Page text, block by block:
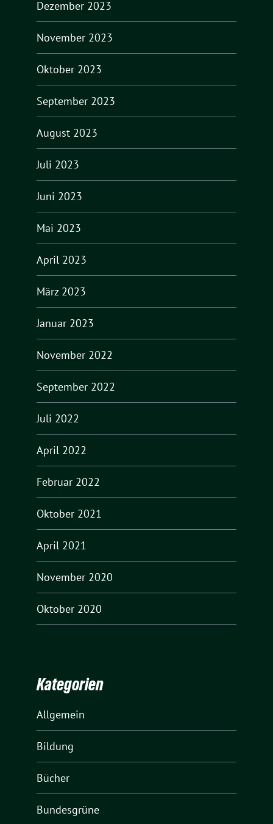
Dezember 2023
November 2023
Oktober 2023
September 2023
August 2023
Juli 2023
Juni 2023
Mai 2023
April 2023
März 2023
Januar 2023
November 2022
September 2022
Juli 2022
April 2022
Februar 2022
Oktober 2021
April 2021
November 2020
Oktober 2020
Kategorien
Allgemein
Bildung
Bücher
Bundesgrüne